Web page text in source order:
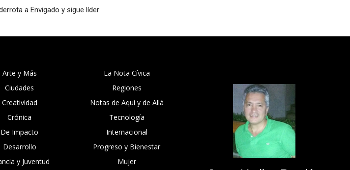
a Envigado y sigue líder
Arte y Más
Ciudades
Creatividad
Crónica
De Impacto
Desarrollo
y Juventud
La Nota Cívica
Regiones
Notas de Aquí y de Allá
Tecnología
Internacional
Progreso y Bienestar
Mujer